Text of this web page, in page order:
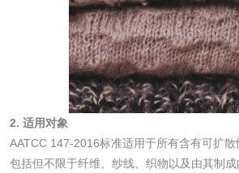
2. 适用对象
AATCC 147-2016标准适用于所有含有可扩散
包括但不限于纤维、纱线、织物以及由其制成
消毒产品备案
微生物检测
化妆品
化妆品毒理试验